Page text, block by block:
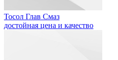
Тосол Глав Смаз
достойная цена и качество